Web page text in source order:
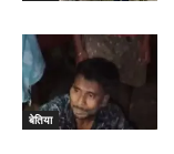
बेतिया